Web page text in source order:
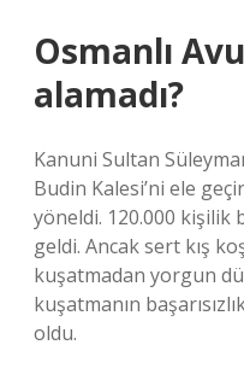
Osmanlı
alamadı?
Kanuni Sultan
Budin Kalesi’ni ele
yöneldi. 120.000 kişilik
geldi. Ancak sert kış
kuşatmadan yorgun
kuşatmanın
oldu.